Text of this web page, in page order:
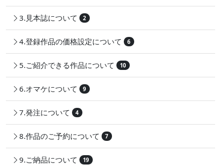
3.見本誌について 2
4.登録作品の価格設定について 6
5.ご紹介できる作品について 10
6.オマケについて 9
7.発注について 4
8.作品のご予約について 7
9.ご納品について 19